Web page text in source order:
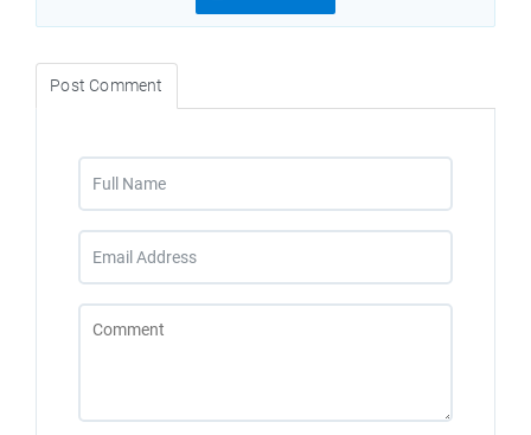
Post Comment